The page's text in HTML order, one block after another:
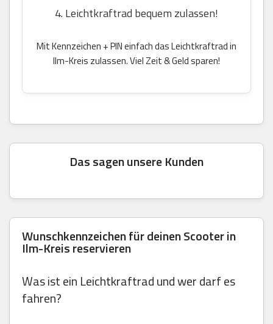
4. Leichtkraftrad bequem zulassen!
Mit Kennzeichen + PIN einfach das Leichtkraftrad in
Ilm-Kreis zulassen. Viel Zeit & Geld sparen!
Das sagen unsere Kunden
Wunschkennzeichen für deinen Scooter in
Ilm-Kreis reservieren
Was ist ein Leichtkraftrad und wer darf es
fahren?